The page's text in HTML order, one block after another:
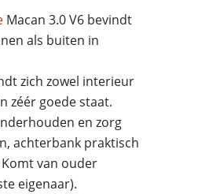
Macan 3.0 V6 bevindt
als buiten in
zich zowel interieur
zéér goede staat.
en zorg
achterbank praktisch
van ouder
eigenaar).